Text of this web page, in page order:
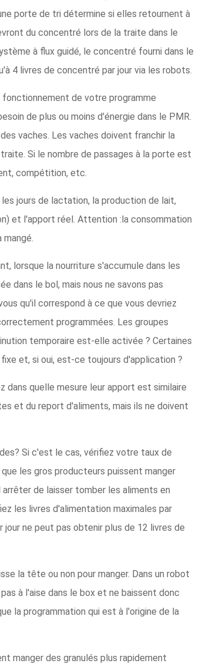
porte de tri détermine si elles retournent à
du concentré lors de la traite dans le
à flux guidé, le concentré fourni dans le
4 livres de concentré par jour via les robots.
de votre programme
de plus ou moins d'énergie dans le PMR.
vaches. Les vaches doivent franchir la
Si le nombre de passages à la porte est
compétition, etc.
jours de lactation, la production de lait,
et l'apport réel. Attention :la consommation
mangé.
lorsque la nourriture s'accumule dans les
dans le bol, mais nous ne savons pas
qu'il correspond à ce que vous devriez
programmées. Les groupes
temporaire est-elle activée ? Certaines
et, si oui, est-ce toujours d'application ?
quelle mesure leur apport est similaire
et du report d'aliments, mais ils ne doivent
Si c'est le cas, vérifiez votre taux de
les gros producteurs puissent manger
de laisser tomber les aliments en
les livres d'alimentation maximales par
ne peut pas obtenir plus de 12 livres de
la tête ou non pour manger. Dans un robot
à l'aise dans le box et ne baissent donc
la programmation qui est à l'origine de la
manger des granulés plus rapidement